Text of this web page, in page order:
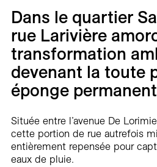
Carrières
Contact
En
Dans le quartier
rue Larivière
transformation
devenant la toute
éponge
Située entre l’avenue De
cette portion de rue autrefois
entièrement repensée pour
eaux de pluie.